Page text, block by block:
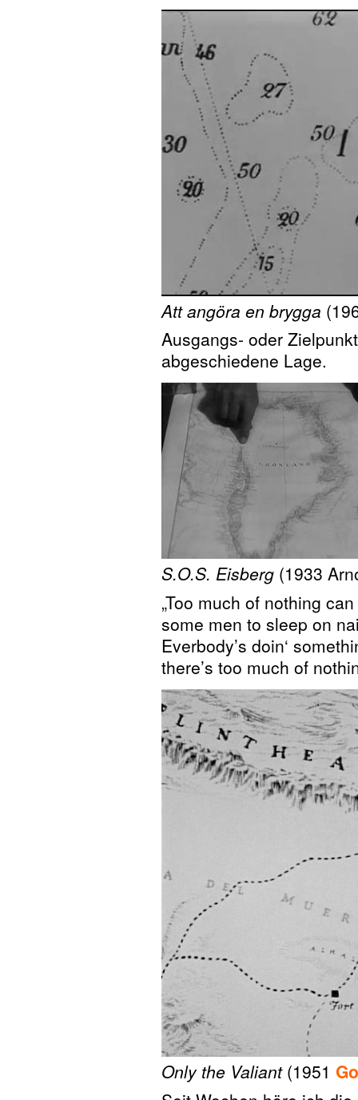
Att angöra en brygga
Ausgangs- oder
abgeschiedene Lage.
S.O.S. Eisberg (1933
„Too much of nothing
some men to sleep on
Everbody’s doin‘
there’s too much of
Only the Valiant(1951